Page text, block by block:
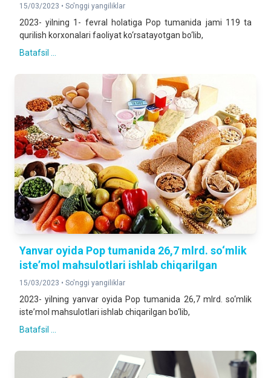
15/03/2023 • So'nggi yangiliklar
2023- yilning 1- fevral holatiga Pop tumanida jami 119 ta
qurilish korxonalari faoliyat ko‘rsatayotgan bo‘lib,
Batafsil ...
Yanvar oyida Pop tumanida 26,7 mlrd. so‘mlik
isteʼmol mahsulotlari ishlab chiqarilgan
15/03/2023 • So'nggi yangiliklar
2023- yilning yanvar oyida Pop tumanida 26,7 mlrd. so‘mlik
isteʼmol mahsulotlari ishlab chiqarilgan bo‘lib,
Batafsil ...